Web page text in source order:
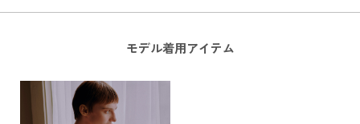
モデル着用アイテム